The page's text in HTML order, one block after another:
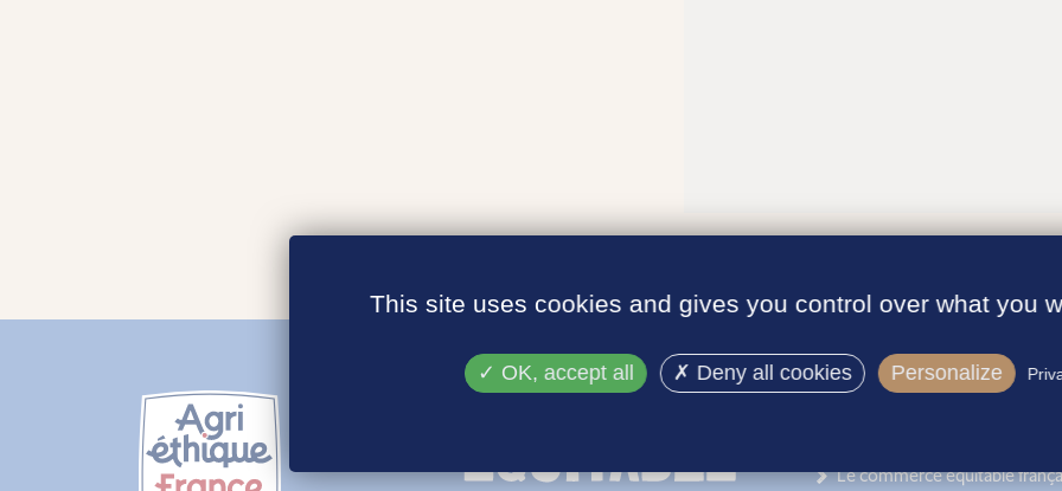
Le commerce équitable
This site uses cookies and gives you control over what you
OK, accept all Deny all cookies Personalize